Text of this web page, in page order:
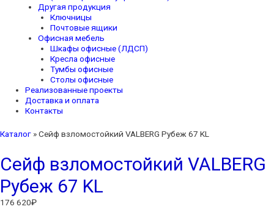
Другая продукция
Ключницы
Почтовые ящики
Офисная мебель
Шкафы офисные (ЛДСП)
Кресла офисные
Тумбы офисные
Столы офисные
Реализованные проекты
Доставка и оплата
Контакты
Каталог »Сейф взломостойкий VALBERG Рубеж 67 KL
Сейф взломостойкий VALBERG
Рубеж 67 KL
176 620₽